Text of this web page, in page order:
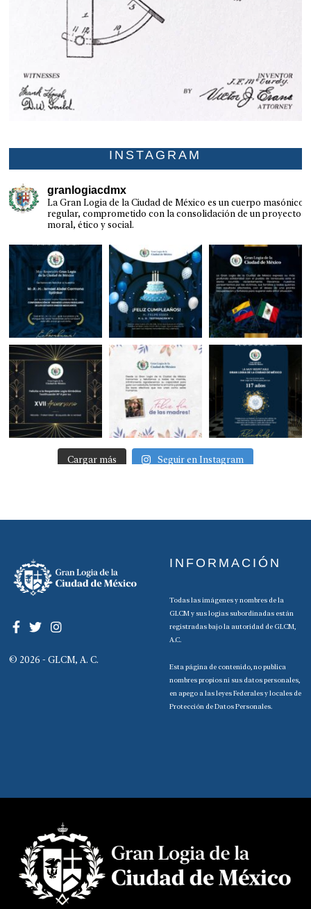
INSTAGRAM
granlogiacdmx
La Gran Logia de la Ciudad de México es un cuerpo masónico
regular, comprometido con la consolidación de un proyecto
moral, ético y social.
Cargar más Seguir en Instagram
© 2026 - GLCM, A. C.
INFORMACIÓN
Todas las imágenes y nombres de la
GLCM y sus logias subordinadas están
registradas bajo la autoridad de GLCM,
A.C.
Esta página de contenido, no publica
nombres propios ni sus datos personales,
en apego a las leyes Federales y locales de
Protección de Datos Personales.